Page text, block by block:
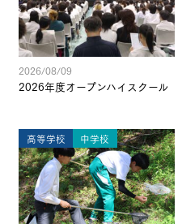
2026/08/09
2026年度オープンハイスクール
高等学校 中学校